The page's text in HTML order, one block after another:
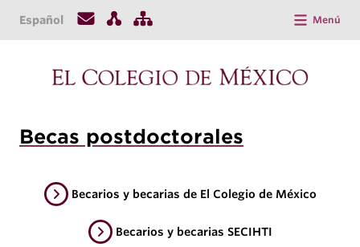
Español Menú
Becas postdoctorales
Becarios y becarias de El Colegio de México
Becarios y becarias SECIHTI